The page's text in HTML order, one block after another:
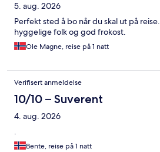
5. aug. 2026
Perfekt sted å bo når du skal ut på
hyggelige folk og god frokost.
Ole Magne, reise på 1 natt
Verifisert anmeldelse
10/10 – Suverent
4. aug. 2026
.
Bente, reise på 1 natt